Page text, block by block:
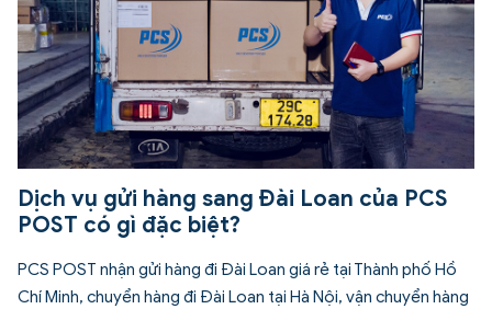
Dịch vụ gửi hàng sang Đài Loan của PCS
POST có gì đặc biệt?
PCS POST nhận gửi hàng đi Đài Loan giá rẻ tại Thành phố Hồ
Chí Minh, chuyển hàng đi Đài Loan tại Hà Nội, vận chuyển hàng